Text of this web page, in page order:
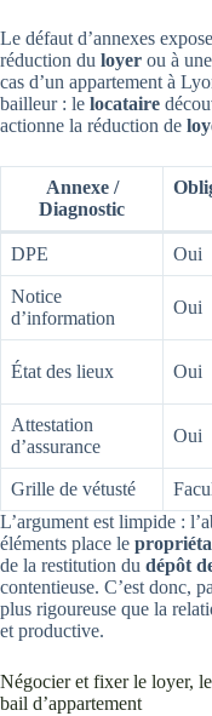
Le défaut d’annexes
réduction du loyer ou à
cas d’un appartement à
bailleur : le locataire
actionne la réduction de
Annexe /
Diagnostic
DPE Oui
Notice
d’information
Oui
État des lieux Oui
Attestation
d’assurance
Oui
Grille de vétusté
L’argument est limpide :
éléments place le
de la restitution du dépôt
contentieuse. C’est donc,
plus rigoureuse que la
et productive.
Négocier et fixer le loyer,
bail d’appartement